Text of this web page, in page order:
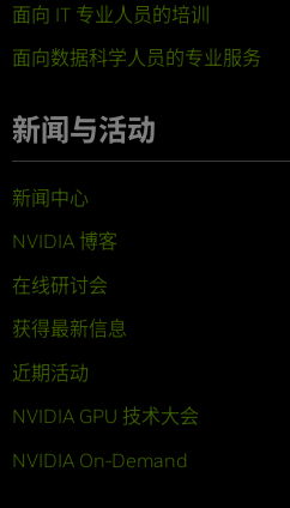
面向 IT 专业人员的培训
面向数据科学人员的专业服务
新闻与活动
新闻中心
NVIDIA 博客
在线研讨会
获得最新信息
近期活动
NVIDIA GPU 技术大会
NVIDIA On-Demand